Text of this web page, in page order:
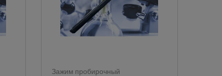
Зажим пробирочный